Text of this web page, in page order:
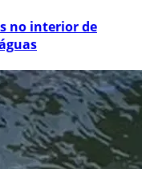
no interior de